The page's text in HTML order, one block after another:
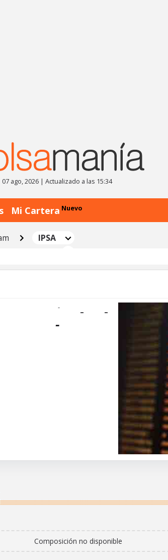
07 ago, 2026 | Actualizado a las 15:34
Mi Cartera Nuevo
IPSA
-
-
- -
Composición no disponible